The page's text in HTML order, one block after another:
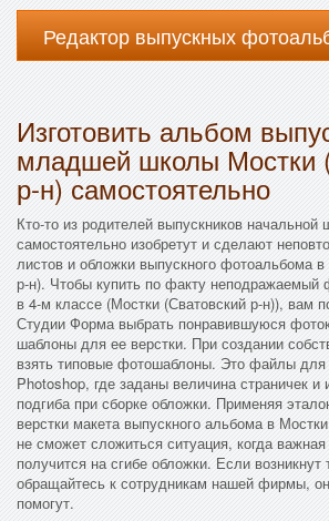
Редактор выпускных
Изготовить альбом
младшей школы Мостки
р-н) самостоятельно
Кто-то из родителей выпускников начальной
самостоятельно изобретут и сделают
листов и обложки выпускного фотоальбома
р-н). Чтобы купить по факту неподражаемый
в 4-м классе (Мостки (Сватовский р-н)), вам
Студии Форма выбрать понравившуюся
шаблоны для ее верстки. При создании
взять типовые фотошаблоны. Это файлы для
Photoshop, где заданы величина страничек
подгиба при сборке обложки. Применяя
верстки макета выпускного альбома в
не сможет сложиться ситуация, когда
получится на сгибе обложки. Если возникнут
обращайтесь к сотрудникам нашей фирмы,
помогут.